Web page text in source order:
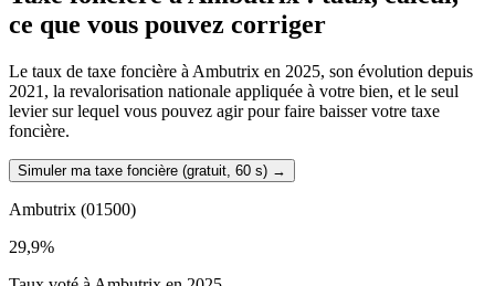
ce que vous pouvez corriger
Le taux de taxe foncière à Ambutrix en 2025, son évolution depuis
2021, la revalorisation nationale appliquée à votre bien, et le seul
levier sur lequel vous pouvez agir pour faire baisser votre taxe
foncière.
Simuler ma taxe foncière (gratuit, 60 s) →
Ambutrix (01500)
29,9%